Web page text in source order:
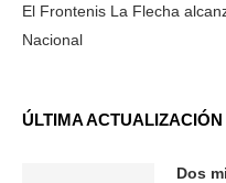
El Frontenis La Flecha
Nacional
ÚLTIMA ACTUALIZACIÓN
Dos